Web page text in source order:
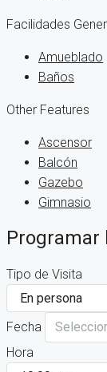
Facilidades
Amueblado
Baños
Other Features
Ascensor
Balcón
Gazebo
Gimnasio
Programar
Tipo de Visita
Fecha
Hora